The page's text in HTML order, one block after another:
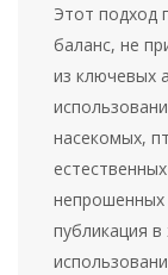
Этот подход
баланс, не
из ключевых
насекомых,
непрошенных
публикация